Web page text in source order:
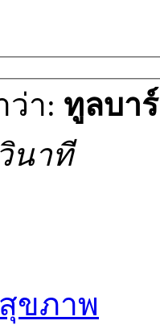
า: ทูลบาร์
นาที
ขภาพ